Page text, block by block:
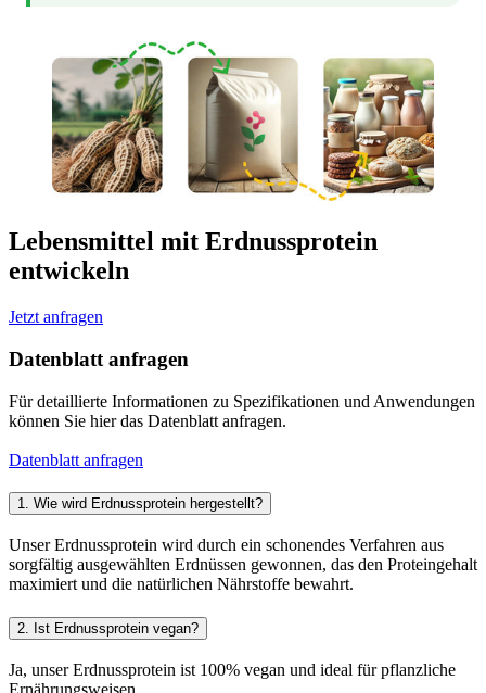
Lebensmittel mit Erdnussprotein
entwickeln
Jetzt anfragen
Datenblatt anfragen
Für detaillierte Informationen zu Spezifikationen und Anwendungen
können Sie hier das Datenblatt anfragen.
Datenblatt anfragen
1. Wie wird Erdnussprotein hergestellt?
Unser Erdnussprotein wird durch ein schonendes Verfahren aus
sorgfältig ausgewählten Erdnüssen gewonnen, das den Proteingehalt
maximiert und die natürlichen Nährstoffe bewahrt.
2. Ist Erdnussprotein vegan?
Ja, unser Erdnussprotein ist 100% vegan und ideal für pflanzliche
Ernährungsweisen.